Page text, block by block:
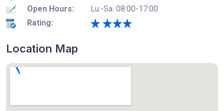
Open Hours:
Lu.-Sa. 08:00-17:00
Rating:
Location Map